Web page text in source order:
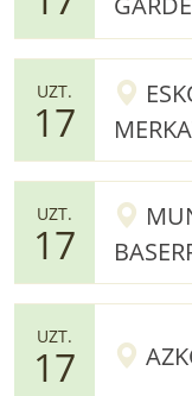
UZT.
17
UZT.
17
UZT.
17